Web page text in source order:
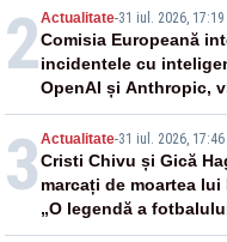
2Actualitate-31 iul. 2026, 17:19
Comisia Europeană
incidentele cu
OpenAI și Anthropic,
3 Actualitate-31 iul. 2026, 17:46
Cristi Chivu și Gică
marcați de moartea lui
„O legendă a